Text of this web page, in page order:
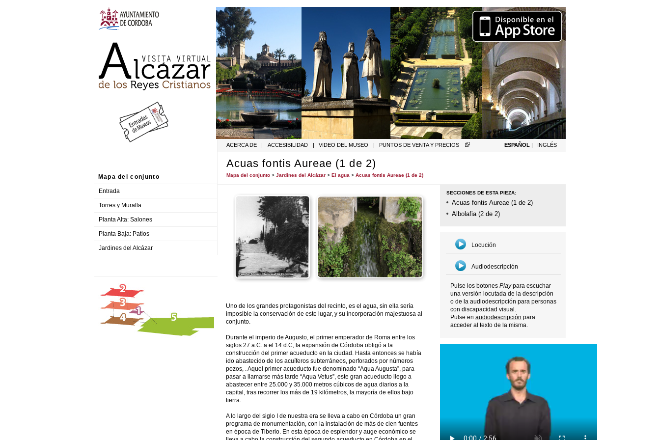
Mapa del conjunto
Entrada
Torres y Muralla
Planta Alta: Salones
Planta Baja: Patios
Jardines del Alcázar
ACERCA DE | ACCESIBILIDAD | VIDEO DEL MUSEO | PUNTOS DE VENTA Y PRECIOS ESPAÑOL | INGLÉS
Acuas fontis Aureae (1 de 2)
Mapa del conjunto> Jardines del Alcázar> El agua > Acuas fontis Aureae (1 de 2)
Uno de los grandes protagonistas del recinto, es el agua, sin ella sería
imposible la conservación de este lugar, y su incorporación majestuosa al
conjunto.
Durante el imperio de Augusto, el primer emperador de Roma entre los
siglos 27 a.C. a el 14 d.C, la expansión de Córdoba obligó a la
construcción del primer acueducto en la ciudad. Hasta entonces se había
ido abastecido de los acuíferos subterráneos, perforados por números
pozos, . Aquel primer acueducto fue denominado “Aqua Augusta”, para
pasar a llamarse más tarde “Aqua Vetus”, este gran acueducto llego a
abastecer entre 25.000 y 35.000 metros cúbicos de agua diarios a la
capital, tras recorrer los más de 19 kilómetros, la mayoría de ellos bajo
tierra.
A lo largo del siglo I de nuestra era se lleva a cabo en Córdoba un gran
programa de monumentación, con la instalación de más de cien fuentes
en época de Tiberio. En esta época de esplendor y auge económico se
SECCIONES DE ESTA PIEZA:
Acuas fontis Aureae (1 de 2)
Albolafia (2 de 2)
Locución
Audiodescripción
Pulse los botones Playpara escuchar
una versión locutada de la descripción
o de la audiodescripción para personas
con discapacidad visual.
Pulse en audiodescripción para
acceder al texto de la misma.